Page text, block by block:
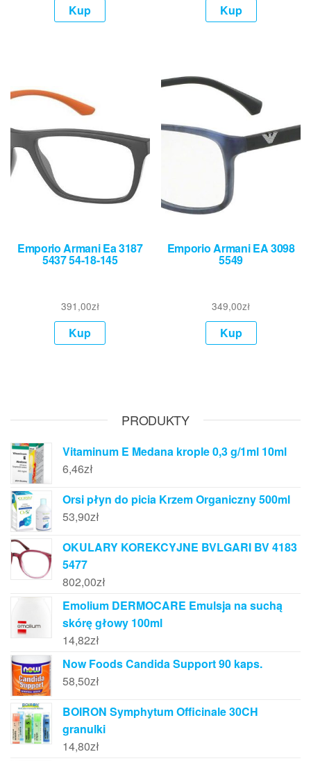
Kup Kup
Emporio Armani Ea 3187
5437 54-18-145
391,00zł
Kup
Emporio Armani EA 3098
5549
349,00zł
Kup
PRODUKTY
Vitaminum E Medana krople 0,3 g/1ml 10ml
6,46zł
Orsi płyn do picia Krzem Organiczny 500ml
53,90zł
OKULARY KOREKCYJNE BVLGARI BV 4183
5477
802,00zł
Emolium DERMOCARE Emulsja na suchą
skórę głowy 100ml
14,82zł
Now Foods Candida Support 90 kaps.
58,50zł
BOIRON Symphytum Officinale 30CH
granulki
14,80zł